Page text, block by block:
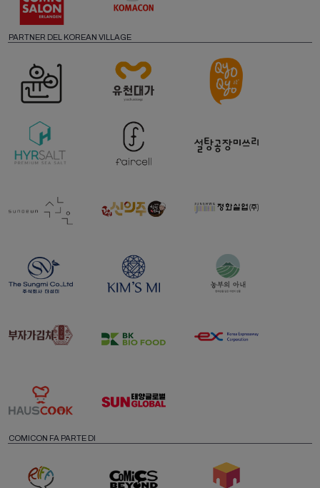
PARTNER DEL KOREAN VILLAGE
COMICON FA PARTE DI